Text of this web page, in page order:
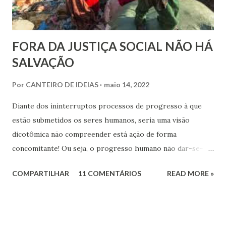
FORA DA JUSTIÇA SOCIAL NÃO HÁ
SALVAÇÃO
Por CANTEIRO DE IDEIAS maio 14, 2022
Diante dos ininterruptos processos de progresso à que
estão submetidos os seres humanos, seria uma visão
dicotômica não compreender está ação de forma
concomitante! Ou seja, o progresso humano não dar-se-á
social na formação do sujeito espiritual que atua na Terra.
COMPARTILHAR 11 COMENTÁRIOS READ MORE »